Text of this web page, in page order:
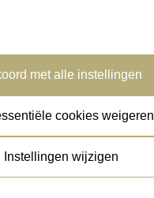
voorwaarden
disclaimer
Cookies resetten
© copyright 2026
met alle instellingen
cookies weigeren
Instellingen wijzigen